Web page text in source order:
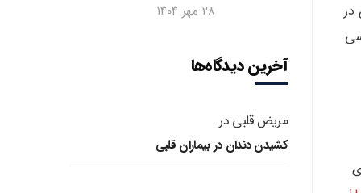
در
28 مهر 1404
آخرین دیدگاه‌ها
مریض قلبی در
کشیدن دندان در بیماران قلبی